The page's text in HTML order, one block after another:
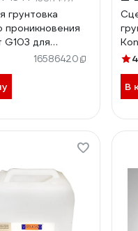
грунтовка
проникновения
G103 для
внутренних
16586420
В